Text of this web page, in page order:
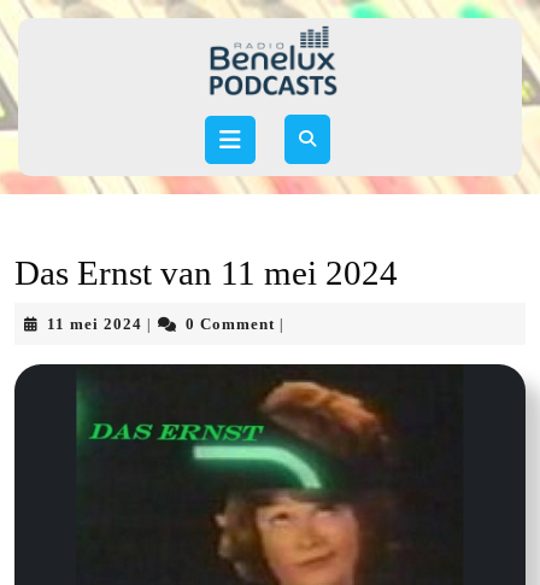
Skip
to
Open
Das Ernst van 11 mei 2024
11 mei 2024 11
2024
0 Comment